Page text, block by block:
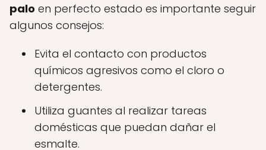
palo en perfecto estado es importante seguir
algunos consejos:
Evita el contacto con productos
químicos agresivos como el cloro o
detergentes.
Utiliza guantes al realizar tareas
domésticas que puedan dañar el
esmalte.